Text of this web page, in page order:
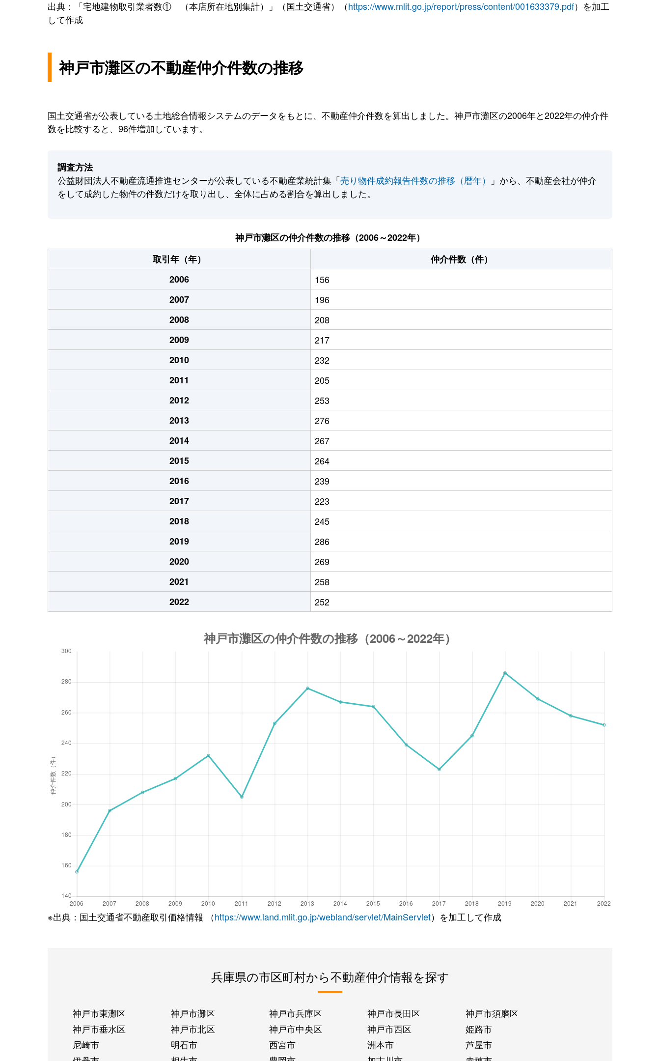
出典：「宅地建物取引業者数① （本店所在地別集計）」（国土交通省）（https://www.mlit.go.jp/report/press/content/001633379.pdf）を加工
して作成
神戸市灘区の不動産仲介件数の推移
国土交通省が公表している土地総合情報システムのデータをもとに、不動産仲介件数を算出しました。神戸市灘区の2006年と2022年の仲介件
数を比較すると、96件増加しています。
調査方法
公益財団法人不動産流通推進センターが公表している不動産業統計集「売り物件成約報告件数の推移（暦年）
」から、不動産会社が仲介
をして成約した物件の件数だけを取り出し、全体に占める割合を算出しました。
神戸市灘区の仲介件数の推移（2006～2022年）
取引年（年）
仲介件数（件）
2006
156
2007
196
2008
208
2009
217
2010
232
2011
205
2012
253
2013
276
2014
267
2015
264
2016
239
2017
223
2018
245
2019
286
2020
269
2021
258
2022
252
※出典：国土交通省不動産取引価格情報 （https://www.land.mlit.go.jp/webland/servlet/MainServlet）を加工して作成
兵庫県の市区町村から不動産仲介情報を探す
神戸市東灘区 神戸市灘区 神戸市兵庫区 神戸市長田区
神戸市須磨区
神戸市垂水区
神戸市北区 神戸市中央区 神戸市西区
姫路市
尼崎市
明石市 西宮市 洲本市
芦屋市